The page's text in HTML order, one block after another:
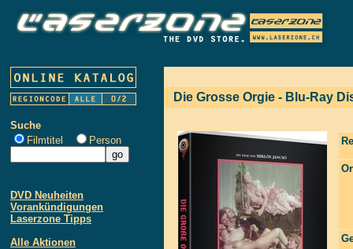
Suche
Filmtitel
Person
DVD Neuheiten
Vorankündigungen
Laserzone Tipps
Alle Aktionen
Die Grosse Orgie - Blu-Ray